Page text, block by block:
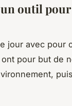
un outil
jour avec pour
pour but de